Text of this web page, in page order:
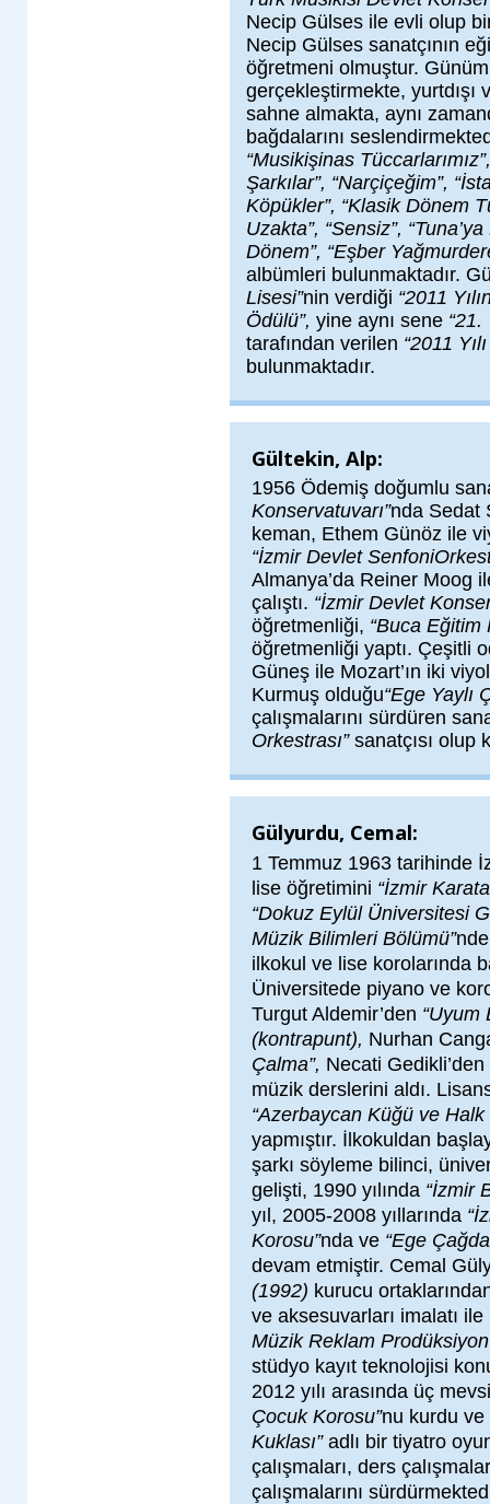
Necip Gülses ile evli olup
Necip Gülses sanatçının
öğretmeni olmuştur.
gerçekleştirmekte, yurtdışı
sahne almakta, aynı
bağdalarını
“Musikişinas
Şarkılar”, “Narçiçeğim”,
Köpükler”, “Klasik Dönem
Uzakta”, “Sensiz”,
Dönem”, “Eşber
albümleri bulunmaktadır.
Lisesi”nin verdiği “2011
Ödülü”, yine aynı sene “21.
tarafından verilen “2011
bulunmaktadır.
Gültekin, Alp:
1956 Ödemiş doğumlu
Konservatuvarı”nda Sedat
keman, Ethem Günöz ile
“İzmir Devlet Senfoni
Almanya’da Reiner Moog
çalıştı. “İzmir Devlet
öğretmenliği, “Buca Eğitim
öğretmenliği yaptı. Çeşitli
Güneş ile Mozart’ın iki
Kurmuş olduğu“Ege Yaylı
çalışmalarını sürdüren
Orkestrası”sanatçısı olup
Gülyurdu, Cemal:
1 Temmuz 1963 tarihinde
lise öğretimini “İzmir
“Dokuz Eylül Üniversitesi
Müzik Bilimleri Bölümü”
ilkokul ve lise korolarında
Üniversitede piyano ve
Turgut Aldemir’den “Uyum
(kontrapunt), Nurhan
Çalma”, Necati Gedikli’den
müzik derslerini aldı.
“Azerbaycan Küğü ve Halk
yapmıştır. İlkokuldan
şarkı söyleme bilinci,
gelişti, 1990 yılında “İzmir
yıl, 2005-2008 yıllarında
Korosu”nda ve “Ege
devam etmiştir. Cemal
(1992) kurucu
ve aksesuvarları imalatı
Müzik Reklam
stüdyo kayıt teknolojisi
2012 yılı arasında üç
Çocuk Korosu”nu kurdu
Kuklası”adlı bir tiyatro
çalışmaları, ders
çalışmalarını